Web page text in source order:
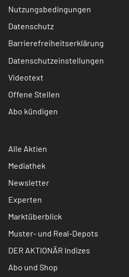
Nutzungsbedingungen
Datenschutz
Barrierefreiheitserklärung
Datenschutzeinstellungen
Videotext
Offene Stellen
Abo kündigen
Alle Aktien
Mediathek
Newsletter
Experten
Marktüberblick
Muster- und Real-Depots
DER AKTIONÄR Indizes
Abo und Shop